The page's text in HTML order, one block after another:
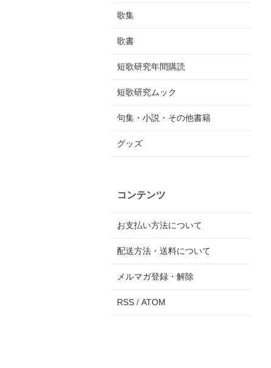
歌集
歌書
短歌研究年間購読
短歌研究ムック
句集・小説・その他書籍
グッズ
コンテンツ
お支払い方法について
配送方法・送料について
メルマガ登録・解除
RSS / ATOM